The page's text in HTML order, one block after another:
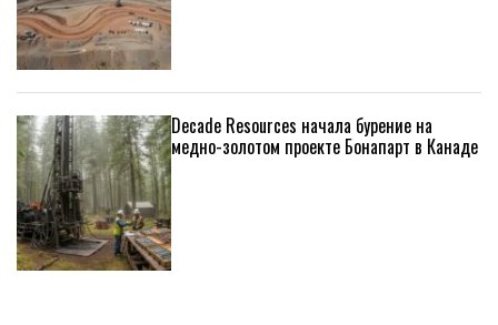
Decade Resources начала бурение на
медно-золотом проекте Бонапарт в Канаде